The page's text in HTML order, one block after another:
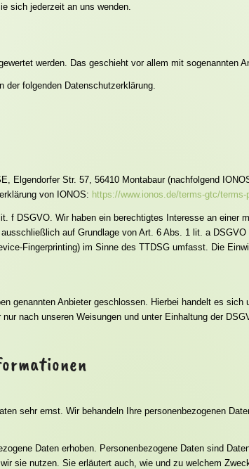
sich jederzeit an uns wenden.
werden. Das geschieht vor allem mit sogenannten
der folgenden Datenschutzerklärung.
Elgendorfer Str. 57, 56410 Montabaur (nachfolgend
von IONOS: https://www.ionos.de/terms-gtc/terms-
f DSGVO. Wir haben ein berechtigtes Interesse an einer
auf Grundlage von Art. 6 Abs. 1 lit. a
Fingerprinting) im Sinne des TTDSG umfasst. Die
genannten Anbieter geschlossen. Hierbei handelt es
nach unseren Weisungen und unter Einhaltung der
sehr ernst. Wir behandeln Ihre personenbezogenen
Daten erhoben. Personenbezogene Daten sind
sie nutzen. Sie erläutert auch, wie und zu welchem